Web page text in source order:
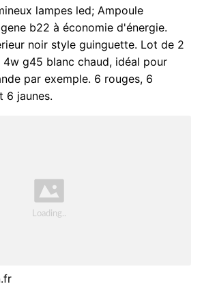
lampes led; Ampoule
b22 à économie d'énergie.
noir style guinguette. Lot de 2
g45 blanc chaud, idéal pour
par exemple. 6 rouges, 6
6 jaunes.